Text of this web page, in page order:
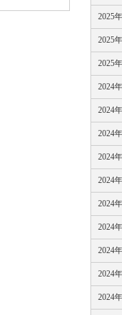
2025
2025
2025
2024
2024
2024
2024
2024
2024
2024
2024
2024
2024